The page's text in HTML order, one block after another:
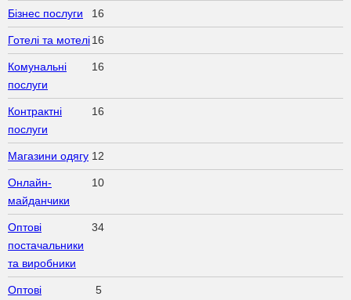
Бізнес послуги 16
Готелі та мотелі16
Комунальні
послуги
16
Контрактні
послуги
16
Магазини одягу 12
Онлайн-
майданчики
10
Оптові
постачальники
та виробники
34
Оптові
5